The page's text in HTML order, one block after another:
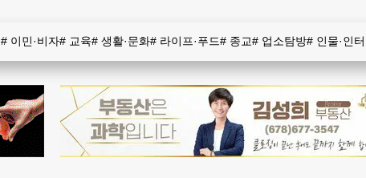
# 이민·비자# 교육# 생활·문화# 라이프·푸드# 종교# 업소탐방# 인물·인